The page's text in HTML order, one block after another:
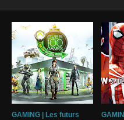
GAMING | Les futurs